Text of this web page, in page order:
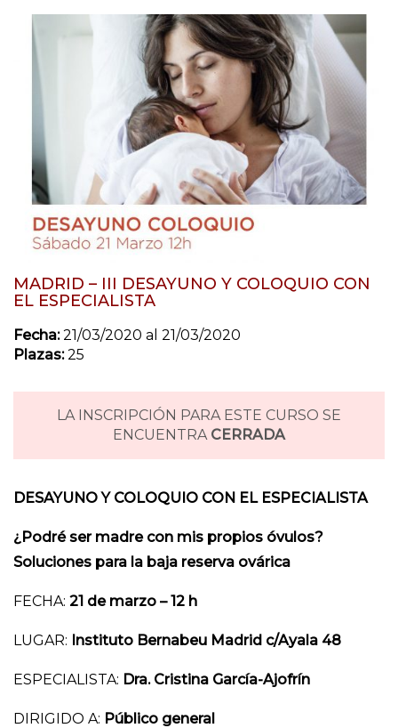
MADRID – III DESAYUNO Y COLOQUIO CON
EL ESPECIALISTA
Fecha:21/03/2020 al 21/03/2020
Plazas:25
LA INSCRIPCIÓN PARA ESTE CURSO SE
ENCUENTRA CERRADA
DESAYUNO Y COLOQUIO CON EL ESPECIALISTA
¿Podré ser madre con mis propios óvulos?
Soluciones para la baja reserva ovárica
FECHA: 21 de marzo – 12 h
LUGAR: Instituto Bernabeu Madrid c/Ayala 48
ESPECIALISTA: Dra. Cristina García-Ajofrín
DIRIGIDO A: Público general